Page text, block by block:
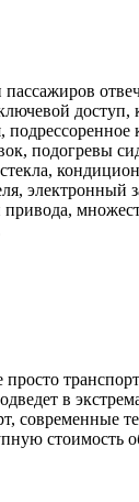
пассажиров
доступ,
подрессоренное
подогревы
электронный
в
современные
стоимость